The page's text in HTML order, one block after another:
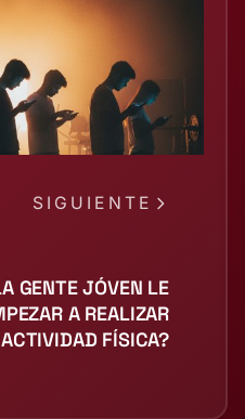
SIGUIENTE
GENTE JÓVEN LE
A REALIZAR
ACTIVIDAD FÍSICA?